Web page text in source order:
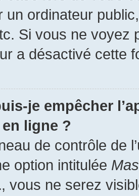
un ordinateur
Si vous ne voyez
a désactivé cette
je empêcher
ligne ?
de contrôle de
option intitulée
, vous ne serez